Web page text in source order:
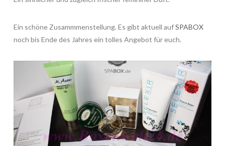
Ein schöne Zusammmenstellung. Es gibt aktuell aufSPABOX
noch bis Ende des Jahres ein tolles Angebot für euch.